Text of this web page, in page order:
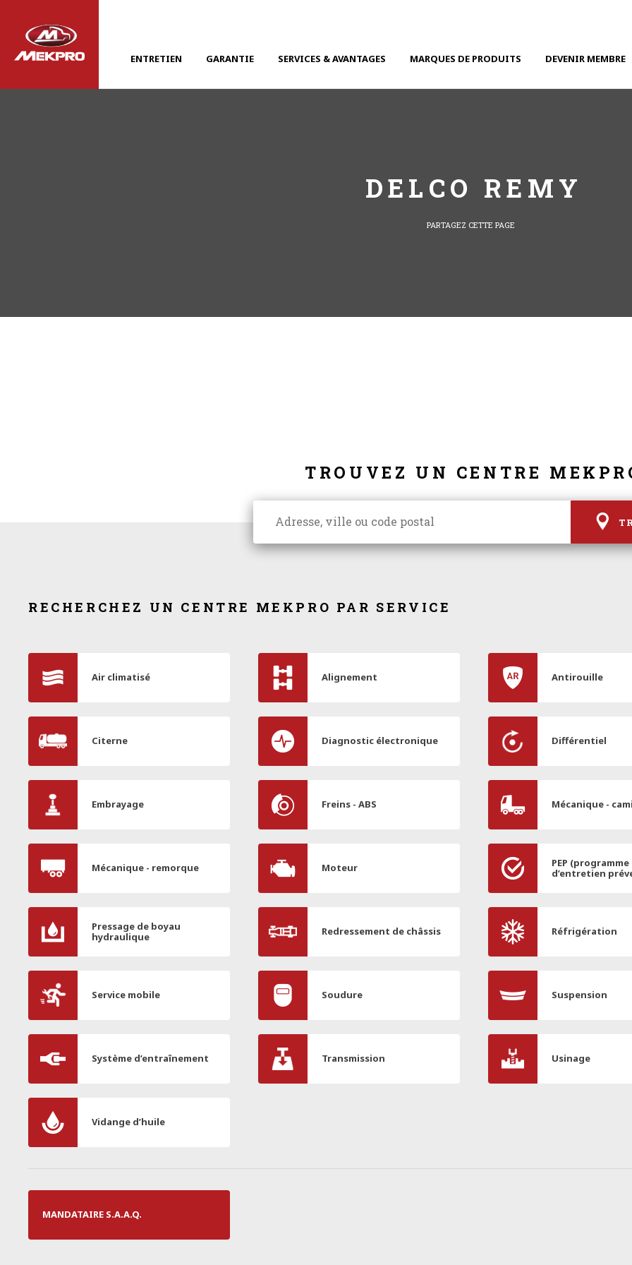
ENTRETIEN GARANTIE SERVICES & AVANTAGES MARQUES DE PRODUITS DEVENIR MEMBRE
DELCO REMY
PARTAGEZ CETTE PAGE
TROUVEZ UN CENTRE
RECHERCHEZ UN CENTRE MEKPRO PAR SERVICE
Air climatisé Alignement Antirouille
Citerne Diagnostic électronique Différentiel
Embrayage Freins - ABS Mécanique -
Mécanique - remorque Moteur
PEP (programme
d’entretien
Pressage de boyau
hydraulique
Redressement de châssis Réfrigération
Service mobile Soudure Suspension
Système d’entraînement Transmission Usinage
Vidange d’huile
MANDATAIRE S.A.A.Q.